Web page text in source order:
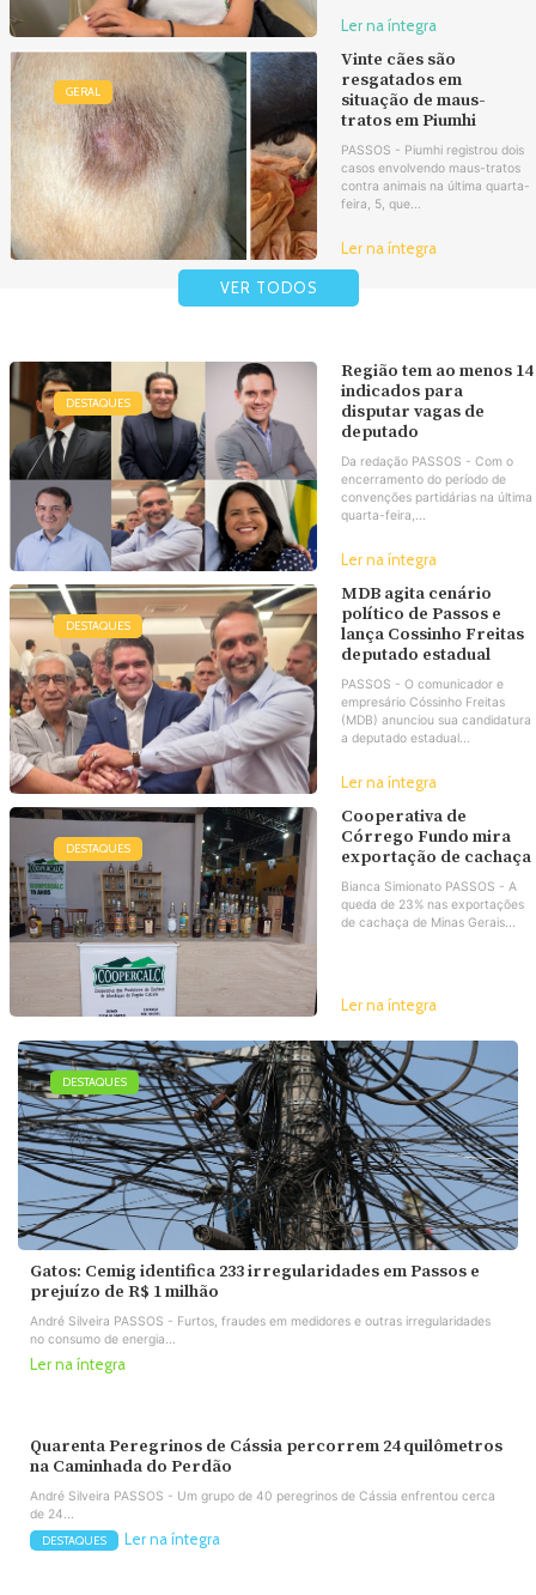
Ler na íntegra
GERAL
Vinte cães são
resgatados em
situação de maus-
tratos em Piumhi
PASSOS - Piumhi registrou dois
casos envolvendo maus-tratos
contra animais na última quarta-
feira, 5, que...
Ler na íntegra
VER TODOS
DESTAQUES
Região tem ao menos 14
indicados para
disputar vagas de
deputado
Da redação PASSOS - Com o
encerramento do período de
convenções partidárias na última
quarta-feira,...
Ler na íntegra
DESTAQUES
MDB agita cenário
político de Passos e
lança Cossinho Freitas
deputado estadual
PASSOS - O comunicador e
empresário Cóssinho Freitas
(MDB) anunciou sua candidatura
a deputado estadual...
Ler na íntegra
DESTAQUES
Cooperativa de
Córrego Fundo mira
exportação de cachaça
Bianca Simionato PASSOS - A
queda de 23% nas exportações
de cachaça de Minas Gerais...
Ler na íntegra
DESTAQUES
Gatos: Cemig identifica 233 irregularidades em Passos e
prejuízo de R$ 1 milhão
André Silveira PASSOS - Furtos, fraudes em medidores e outras irregularidades
no consumo de energia...
Ler na íntegra
Quarenta Peregrinos de Cássia percorrem 24 quilômetros
na Caminhada do Perdão
André Silveira PASSOS - Um grupo de 40 peregrinos de Cássia enfrentou cerca
de 24...
DESTAQUES Ler na íntegra